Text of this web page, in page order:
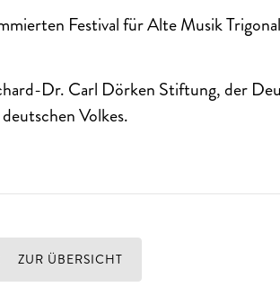
Festival für Alte Musik
Dr. Carl Dörken Stiftung, der
Volkes.
ZUR ÜBERSICHT